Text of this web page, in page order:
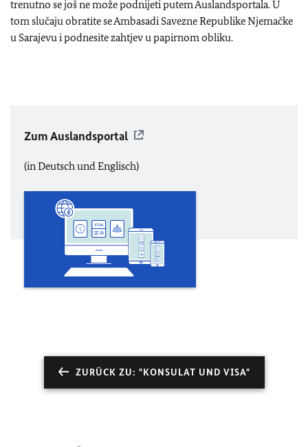
trenutno se još ne može podnijeti putem Auslandsportala. U
tom slučaju obratite se Ambasadi Savezne Republike Njemačke
u Sarajevu i podnesite zahtjev u papirnom obliku.
Zum Auslandsportal
(in Deutsch und Englisch)
ZURÜCK ZU: "KONSULAT UND VISA"